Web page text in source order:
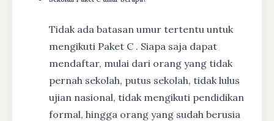
Tidak ada batasan umur tertentu untuk
mengikuti Paket C . Siapa saja dapat
mendaftar, mulai dari orang yang tidak
pernah sekolah, putus sekolah, tidak lulus
ujian nasional, tidak mengikuti pendidikan
formal, hingga orang yang sudah berusia